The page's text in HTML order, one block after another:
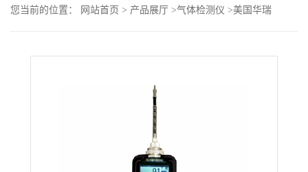
公
您当前的位置： 网站首页 > 产品展厅 >气体检测仪 >美国华瑞